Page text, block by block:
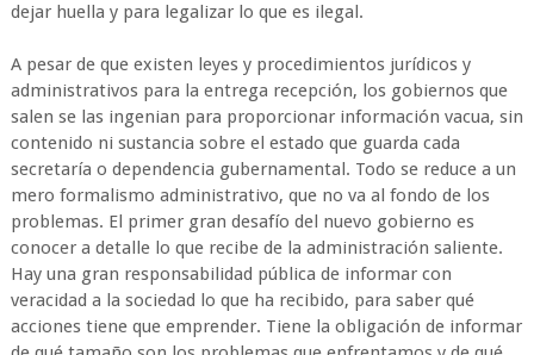
dejar huella y para legalizar lo que es ilegal.
A pesar de que existen leyes y procedimientos jurídicos y
administrativos para la entrega recepción, los gobiernos que
salen se las ingenian para proporcionar información vacua, sin
contenido ni sustancia sobre el estado que guarda cada
secretaría o dependencia gubernamental. Todo se reduce a un
mero formalismo administrativo, que no va al fondo de los
problemas. El primer gran desafío del nuevo gobierno es
conocer a detalle lo que recibe de la administración saliente.
Hay una gran responsabilidad pública de informar con
veracidad a la sociedad lo que ha recibido, para saber qué
acciones tiene que emprender. Tiene la obligación de informar